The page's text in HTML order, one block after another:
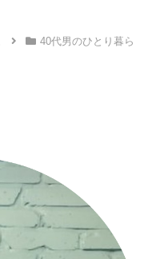
40代男のひとり暮ら